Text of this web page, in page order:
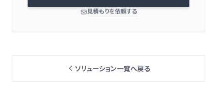
見積もりを依頼する
ソリューション一覧へ戻る